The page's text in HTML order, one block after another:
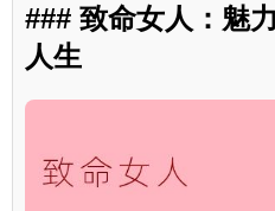
### 致命女人：魅
人生